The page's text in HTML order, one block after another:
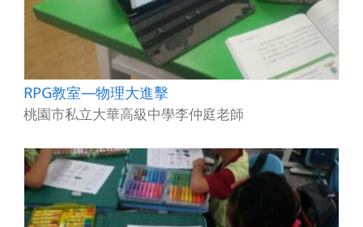
RPG教室—物理大進擊
桃園市私立大華高級中學李仲庭老師